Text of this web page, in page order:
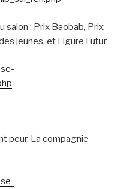
salon : Prix Baobab, Prix
jeunes, et Figure Futur
peur. La compagnie